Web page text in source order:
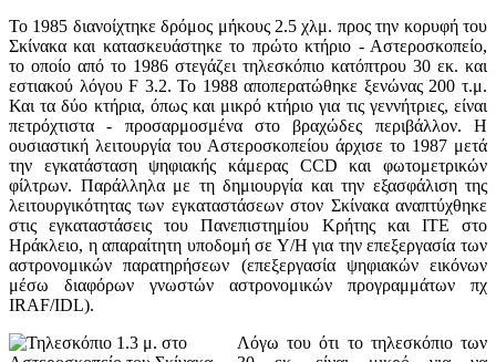
Το 1985 διανοίχτηκε δρόμος μήκους 2.5 χλμ. προς την κορυφή του
Σκίνακα και κατασκευάστηκε το πρώτο κτήριο - Αστεροσκοπείο,
το οποίο από το 1986 στεγάζει τηλεσκόπιο κατόπτρου 30 εκ. και
εστιακού λόγου F 3.2. Το 1988 αποπερατώθηκε ξενώνας 200 τ.μ.
Και τα δύο κτήρια, όπως και μικρό κτήριο για τις γεννήτριες, είναι
πετρόχτιστα - προσαρμοσμένα στο βραχώδες περιβάλλον. Η
ουσιαστική λειτουργία του Αστεροσκοπείου άρχισε το 1987 μετά
την εγκατάσταση ψηφιακής κάμερας CCD και φωτομετρικών
φίλτρων. Παράλληλα με τη δημιουργία και την εξασφάλιση της
λειτουργικότητας των εγκαταστάσεων στον Σκίνακα αναπτύχθηκε
στις εγκαταστάσεις του Πανεπιστημίου Κρήτης και ΙΤΕ στο
Ηράκλειο, η απαραίτητη υποδομή σε Υ/Η για την επεξεργασία των
αστρονομικών παρατηρήσεων (επεξεργασία ψηφιακών εικόνων
μέσω διαφόρων γνωστών αστρονομικών προγραμμάτων πχ
IRAF/IDL).
Λόγω του ότι το τηλεσκόπιο των